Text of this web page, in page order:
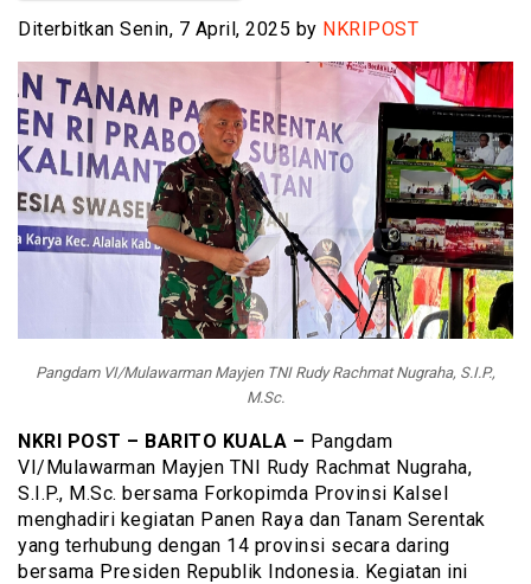
Diterbitkan Senin, 7 April, 2025 by NKRIPOST
Pangdam VI/Mulawarman Mayjen TNI Rudy Rachmat Nugraha, S.I.P.,
M.Sc.
NKRI POST – BARITO KUALA – Pangdam
VI/Mulawarman Mayjen TNI Rudy Rachmat Nugraha,
S.I.P., M.Sc. bersama Forkopimda Provinsi Kalsel
menghadiri kegiatan Panen Raya dan Tanam Serentak
yang terhubung dengan 14 provinsi secara daring
bersama Presiden Republik Indonesia. Kegiatan ini